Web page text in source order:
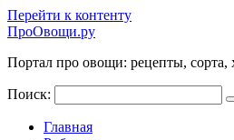
Перейти к контенту
ПроОвощи.ру
Портал про овощи: рецепты,
Поиск:
Главная